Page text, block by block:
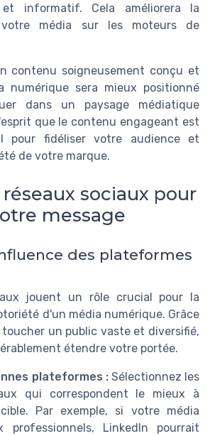
informatif. Cela améliorera la
média sur les moteurs de
contenu soigneusement conçu et
numérique sera mieux positionné
dans un paysage médiatique
que le contenu engageant est
pour fidéliser votre audience et
de votre marque.
sociaux pour
message
des plateformes
jouent un rôle crucial pour la
d'un média numérique. Grâce
un public vaste et diversifié,
étendre votre portée.
plateformes :Sélectionnez les
qui correspondent le mieux à
Par exemple, si votre média
professionnels, LinkedIn pourrait